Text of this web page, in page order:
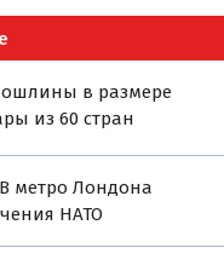
в размере
из 60 стран
метро Лондона
НАТО